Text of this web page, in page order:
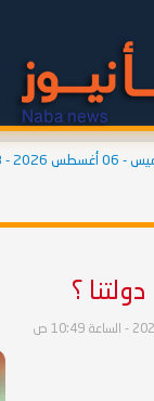
2026 - 11:43 م
؟